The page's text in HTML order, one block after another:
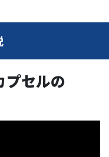
プセルの